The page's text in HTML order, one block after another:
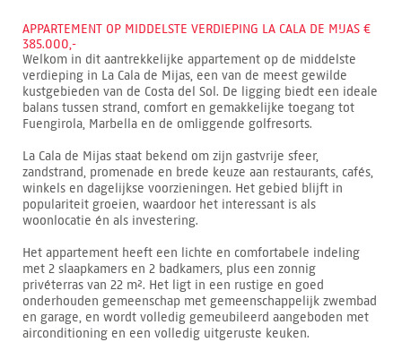
APPARTEMENT OP MIDDELSTE VERDIEPING LA CALA DE MIJAS €
385.000,-
Welkom in dit aantrekkelijke appartement op de middelste
verdieping in La Cala de Mijas, een van de meest gewilde
kustgebieden van de Costa del Sol. De ligging biedt een ideale
balans tussen strand, comfort en gemakkelijke toegang tot
Fuengirola, Marbella en de omliggende golfresorts.
La Cala de Mijas staat bekend om zijn gastvrije sfeer,
zandstrand, promenade en brede keuze aan restaurants, cafés,
winkels en dagelijkse voorzieningen. Het gebied blijft in
populariteit groeien, waardoor het interessant is als
woonlocatie én als investering.
Het appartement heeft een lichte en comfortabele indeling
met 2 slaapkamers en 2 badkamers, plus een zonnig
privéterras van 22 m². Het ligt in een rustige en goed
onderhouden gemeenschap met gemeenschappelijk zwembad
en garage, en wordt volledig gemeubileerd aangeboden met
airconditioning en een volledig uitgeruste keuken.